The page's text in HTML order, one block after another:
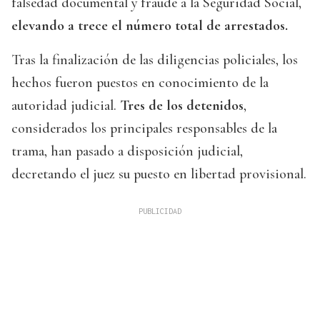
elevando a trece el número total de arrestados.
Tras la finalización de las diligencias policiales, los
hechos fueron puestos en conocimiento de la
autoridad judicial. Tres de los detenidos,
considerados los principales responsables de la
trama, han pasado a disposición judicial,
decretando el juez su puesto en libertad provisional.